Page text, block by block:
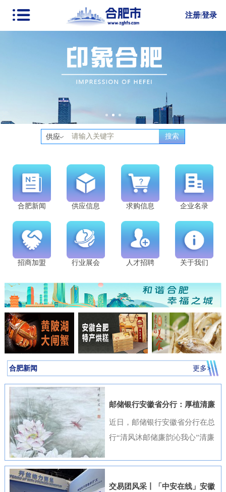
注册 |登录
供应 搜索
合肥新闻 供应信息 求购信息 企业名录
招商加盟 行业展会 人才招聘 关于我们
合肥新闻 更多>
邮储银行安徽省分行：厚植清廉
金融文化筑牢高质量发展根基
近日，邮储银行安徽省分行在总
行“清风沐邮储廉韵沁我心”清廉
出，选送的四部作品全部获奖，
获奖数量位居全国首位，并荣
交易团风采丨「中安在线」安徽